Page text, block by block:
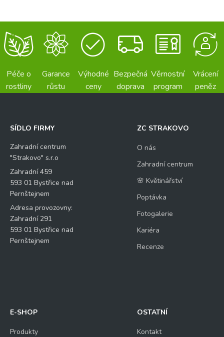
Péče o
rostliny
Garance
růstu
Výhodné
ceny
Bezpečná
doprava
Věrnostní
program
Vrácení
peněz
SÍDLO FIRMY
Zahradní centrum
"Strakovo" s.r.o
Zahradní 459
593 01 Bystřice nad
Pernštejnem
Adresa provozovny:
Zahradní 291
593 01 Bystřice nad
Pernštejnem
ZC STRAKOVO
O nás
Zahradní centrum
🌸 Květinářství
Poptávka
Fotogalerie
Kariéra
Recenze
E-SHOP
Produkty
OSTATNÍ
Kontakt